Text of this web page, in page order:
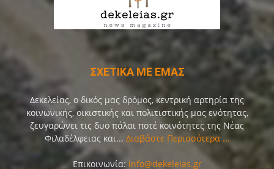
ΣΧΕΤΙΚΑ ΜΕ ΕΜΑΣ
Δεκελείας, ο δικός μας δρόμος, κεντρική αρτηρία της
κοινωνικής, οικιστικής και πολιτιστικής μας ενότητας,
ζευγαρώνει τις δυο πάλαι ποτέ κοινότητες της Νέας
Φιλαδέλφειας και... Διαβάστε Περισσότερα ...
Επικοινωνία: info@dekeleias.gr